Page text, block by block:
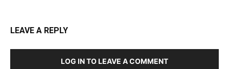
LEAVE A REPLY
LOG IN TO LEAVE A COMMENT